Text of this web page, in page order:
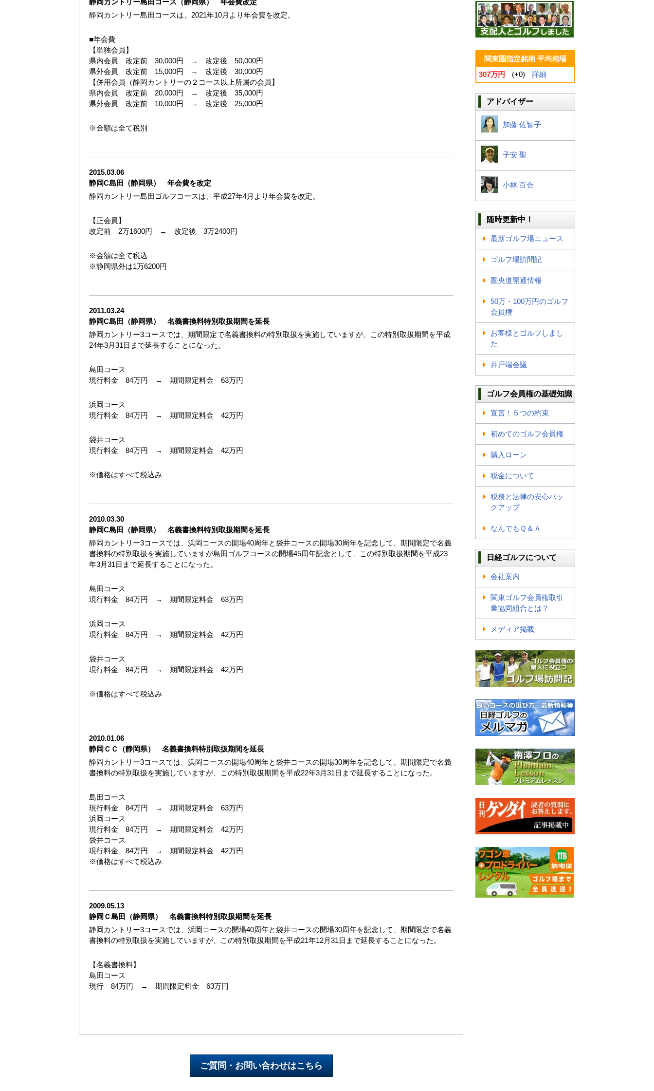
静岡カントリー島田コース（静岡県） 年会費改定
静岡カントリー島田コースは、2021年10月より年会費を改定。
■年会費
【単独会員】
県内会員 改定前 30,000円 → 改定後 50,000円
県外会員 改定前 15,000円 → 改定後 30,000円
【併用会員（静岡カントリーの２コース以上所属の会員】
県内会員 改定前 20,000円 → 改定後 35,000円
県外会員 改定前 10,000円 → 改定後 25,000円
※金額は全て税別
2015.03.06
静岡C島田（静岡県） 年会費を改定
静岡カントリー島田ゴルフコースは、平成27年4月より年会費を改定。
【正会員】
改定前 2万1600円 → 改定後 3万2400円
※金額は全て税込
※静岡県外は1万6200円
2011.03.24
静岡C島田（静岡県） 名義書換料特別取扱期間を延長
静岡カントリー3コースでは、期間限定で名義書換料の特別取扱を実施していますが、この特別取扱期間を平成
24年3月31日まで延長することになった。
島田コース
現行料金 84万円 → 期間限定料金 63万円
浜岡コース
現行料金 84万円 → 期間限定料金 42万円
袋井コース
現行料金 84万円 → 期間限定料金 42万円
※価格はすべて税込み
2010.03.30
静岡C島田（静岡県） 名義書換料特別取扱期間を延長
静岡カントリー3コースでは、浜岡コースの開場40周年と袋井コースの開場30周年を記念して、期間限定で名義
書換料の特別取扱を実施していますが島田ゴルフコースの開場45周年記念として、この特別取扱期間を平成23
年3月31日まで延長することになった。
島田コース
現行料金 84万円 → 期間限定料金 63万円
浜岡コース
現行料金 84万円 → 期間限定料金 42万円
袋井コース
現行料金 84万円 → 期間限定料金 42万円
※価格はすべて税込み
2010.01.06
静岡ＣＣ（静岡県） 名義書換料特別取扱期間を延長
静岡カントリー3コースでは、浜岡コースの開場40周年と袋井コースの開場30周年を記念して、期間限定で名義
書換料の特別取扱を実施していますが、この特別取扱期間を平成22年3月31日まで延長することになった。
島田コース
現行料金 84万円 → 期間限定料金 63万円
浜岡コース
現行料金 84万円 → 期間限定料金 42万円
袋井コース
現行料金 84万円 → 期間限定料金 42万円
※価格はすべて税込み
2009.05.13
静岡Ｃ島田（静岡県） 名義書換料特別取扱期間を延長
静岡カントリー3コースでは、浜岡コースの開場40周年と袋井コースの開場30周年を記念して、期間限定で名義
書換料の特別取扱を実施していますが、この特別取扱期間を平成21年12月31日まで延長することになった。
【名義書換料】
島田コース
現行 84万円 → 期間限定料金 63万円
関東圏指定銘柄 平均相場
307万円
(+0) 詳細
アドバイザー
加藤 佐智子
子安 聖
小林 百合
随時更新中！
最新ゴルフ場ニュース
ゴルフ場訪問記
圏央道開通情報
50万・100万円のゴルフ
会員権
お客様とゴルフしまし
た
井戸端会議
ゴルフ会員権の基礎知識
宣言！５つの約束
初めてのゴルフ会員権
購入ローン
税金について
税務と法律の安心バッ
クアップ
なんでもＱ＆Ａ
日経ゴルフについて
会社案内
関東ゴルフ会員権取引
業協同組合とは？
メディア掲載